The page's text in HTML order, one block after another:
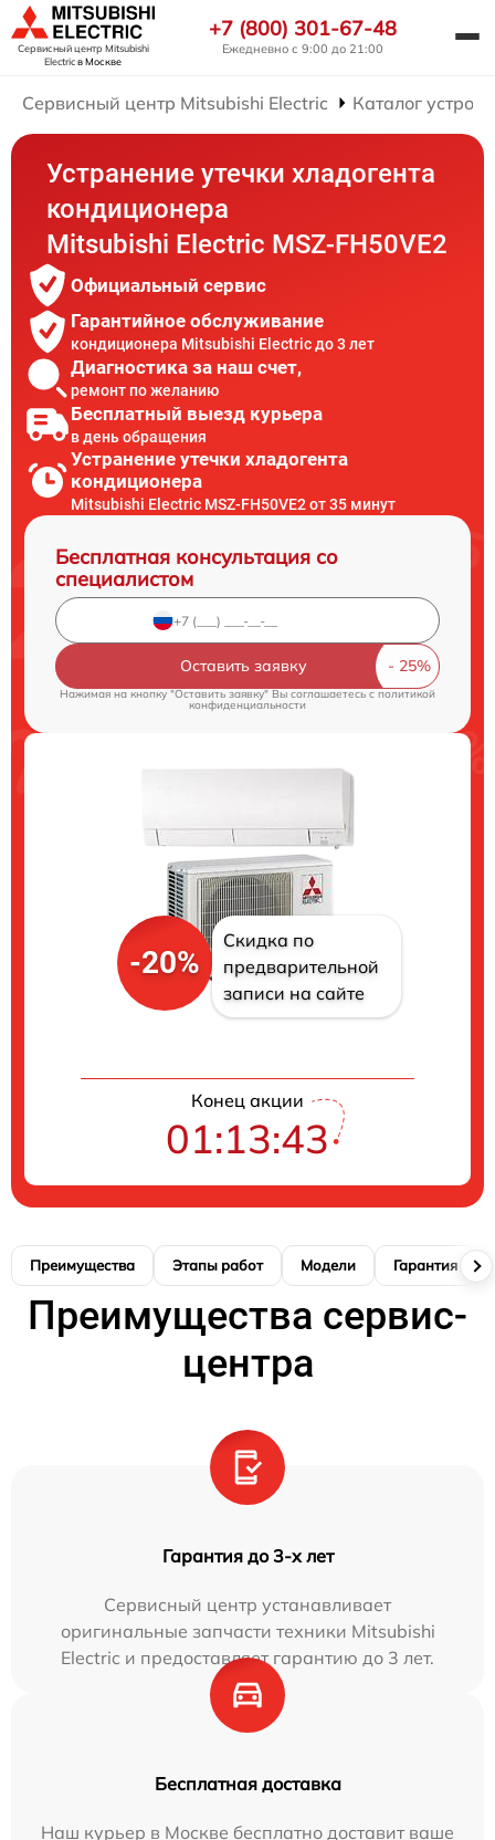
Сервисный центр Mitsubishi
Electricв Москве
+7 (800) 301-67-48
Ежедневно с 9:00 до 21:00
Сервисный центр Mitsubishi Electric Каталог
Устранение утечки хладогента
кондиционера
Mitsubishi Electric MSZ-FH50VE2
Официальный сервис
Гарантийное обслуживание
кондиционера Mitsubishi Electric до 3 лет
Диагностика за наш счет,
ремонт по желанию
Бесплатный выезд курьера
в день обращения
Устранение утечки хладогента
кондиционера
Mitsubishi Electric MSZ-FH50VE2 от 35 минут
Бесплатная консультация со
специалистом
Оставить заявку
Нажимая на кнопку "Оставить заявку" Вы соглашаетесь c политикой
конфиденциальности
-20%
Скидка по
предварительной
записи на сайте
Конец акции
01:13:42
Преимущества Этапы работ Модели Гарантия
Преимущества сервис-
центра
Гарантия до 3-х лет
Сервисный центр устанавливает
оригинальные запчасти техники Mitsubishi
Electric и предоставляет гарантию до 3 лет.
Бесплатная доставка
Наш курьер в Москве бесплатно доставит ваше